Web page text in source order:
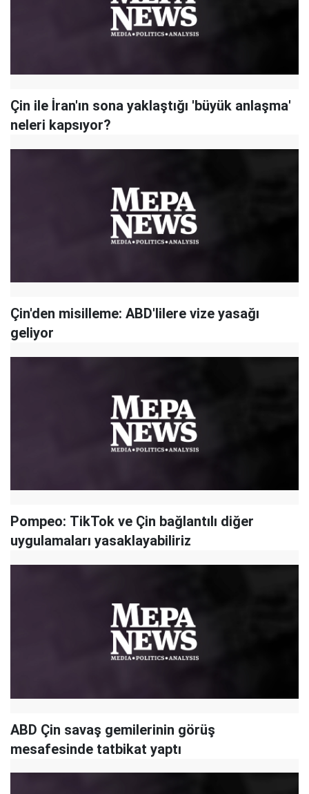
Çin ile İran'ın sona yaklaştığı 'büyük anlaşma'
neleri kapsıyor?
Çin'den misilleme: ABD'lilere vize yasağı
geliyor
Pompeo: TikTok ve Çin bağlantılı diğer
uygulamaları yasaklayabiliriz
ABD Çin savaş gemilerinin görüş
mesafesinde tatbikat yaptı